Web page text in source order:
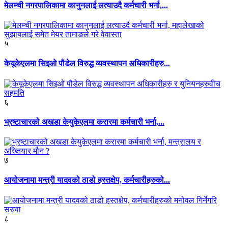
मेलम्ची नगरपालिकामा कानुनलाई लत्याउदै कर्मचारी भर्ना,...
५
केयूकेएलमा सिइओ पौडेल विरुद्ध व्यवस्थापन अधिकारीहरु...
६
भ्रष्टाचारको अखडा केयुकेएलमा करारमा कर्मचारी भर्ना,...
७
आयोजनामा मन्त्री यादवको ठाडो हस्तक्षेप, कर्मचारीहरुको...
८